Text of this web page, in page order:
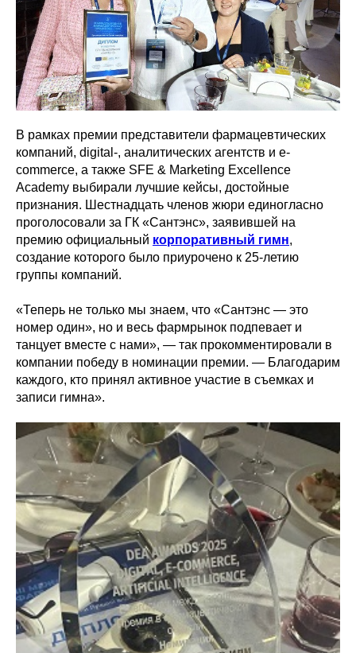
В рамках премии представители фармацевтических
компаний, digital-, аналитических агентств и e-
commerce, а также SFE & Marketing Excellence
Academy выбирали лучшие кейсы, достойные
признания. Шестнадцать членов жюри единогласно
проголосовали за ГК «Сантэнс», заявившей на
премию официальный корпоративный гимн,
создание которого было приурочено к 25-летию
группы компаний.
«Теперь не только мы знаем, что «Сантэнс — это
номер один», но и весь фармрынок подпевает и
танцует вместе с нами», — так прокомментировали в
компании победу в номинации премии. — Благодарим
каждого, кто принял активное участие в съемках и
записи гимна».